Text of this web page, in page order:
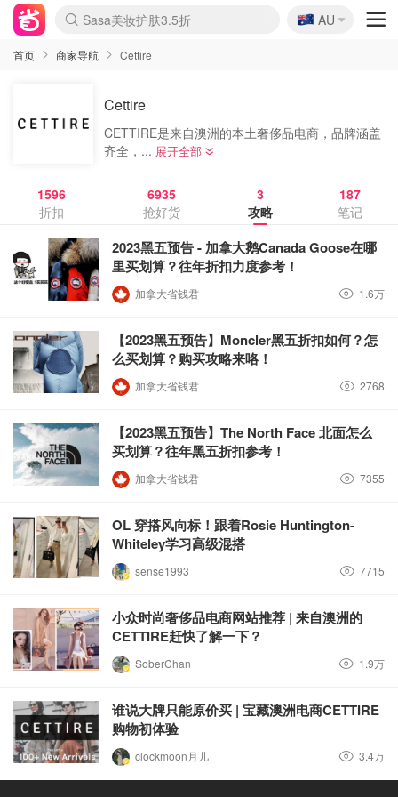
lululemon折扣上新
Sasa美妆护肤3.5折
SSENSE年中3折
FreshBeauty好价汇总
Cettire降价+叠9折
Farfetch折上8折
WWS Coles超市实拍
viagogo二手票捡漏
Myer清仓1折起
The Outnet奢牌1折起
David Jones 3折起
Flannels大牌1折
Perfumes Club护肤1折
AMIRO返校季6.2折
Oweek抽奖送Airpods
Amazon折扣汇总
eToro入金$200送$50
Amazon数码好物
ICONIC本周7.5折
ThedoubleF高奢地板价
Moose Knuckles 6折
丝芙兰5折起
EUFY官网3.7折起
Selenichast首饰2折
Trip机票酒店促销
YSL送5件彩妆礼
Amazon家居好物
BIGBANG巡演开票
David Jones时尚3折
Amazon美妆护肤
雅漾大喷$8
过敏原检测盒$33
伊索独家赠50ml沐浴露
科颜氏清仓3折
SEALIFE海洋馆门票6折
丝塔芙大白罐$16
订阅Newsletter送香薰
Cult Beauty 6.8折
Harrods圣诞日历2.3折
LN-CC奢牌私促3折
d'Alba空姐喷雾$16
EVE LOM套装逆天2折
Bernardelli独家4折
Adore Beauty 6折起
CT圣诞日历
Mytheresa奢品2.7折
Luxury Escapes 9折
Currentbody美容仪9折
卡诗9折+赠4件礼
MOON Garden Live
ALLSAINTS美衣3折
Roborock扫地机3.7折
🇦🇺
AU
首页 商家导航 Cettire
Cettire
CETTIRE是来自澳洲的本土奢侈品电商，品牌涵盖
齐全，... 展开全部
1596
折扣
6935
抢好货
3
攻略
187
笔记
2023黑五预告 - 加拿大鹅Canada Goose在哪
里买划算？往年折扣力度参考！
加拿大省钱君 1.6万
【2023黑五预告】Moncler黑五折扣如何？怎
么买划算？购买攻略来咯！
加拿大省钱君 2768
【2023黑五预告】The North Face 北面怎么
买划算？往年黑五折扣参考！
加拿大省钱君 7355
OL 穿搭风向标！跟着Rosie Huntington-
Whiteley学习高级混搭
sense1993 7715
小众时尚奢侈品电商网站推荐 | 来自澳洲的
CETTIRE赶快了解一下？
SoberChan 1.9万
谁说大牌只能原价买 | 宝藏澳洲电商CETTIRE
购物初体验
clockmoon月儿 3.4万